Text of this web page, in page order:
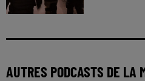
AUTRES PODCASTS DE LA